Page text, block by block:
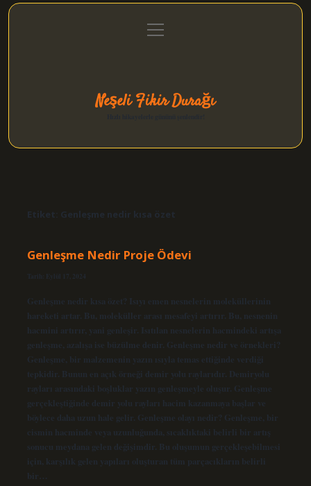
Gizlilik Politikası
menüyü
aç
Neşeli Fikir Durağı
Etiket: Genleşme nedir kısa özet
Genleşme Nedir Proje Ödevi
Tarih: Eylül 17, 2024
Genleşme nedir kısa özet? Isıyı emen nesnelerin moleküllerinin
hareketi artar. Bu, moleküller arası mesafeyi artırır. Bu, nesnenin
hacmini artırır, yani genleşir. Isıtılan nesnelerin hacmindeki artışa
genleşme, azalışa ise büzülme denir. Genleşme nedir ve örnekleri?
Genleşme, bir malzemenin yazın ısıyla temas ettiğinde verdiği
tepkidir. Bunun en açık örneği demir yolu raylarıdır. Demiryolu
rayları arasındaki boşluklar yazın genleşmeyle oluşur. Genleşme
gerçekleştiğinde demir yolu rayları hacim kazanmaya başlar ve
böylece daha uzun hale gelir. Genleşme olayı nedir? Genleşme, bir
cismin hacminde veya uzunluğunda, sıcaklıktaki belirli bir artış
sonucu meydana gelen değişimdir. Bu oluşumun gerçekleşebilmesi
için, karşılık gelen yapıları oluşturan tüm parçacıkların belirli
bir…